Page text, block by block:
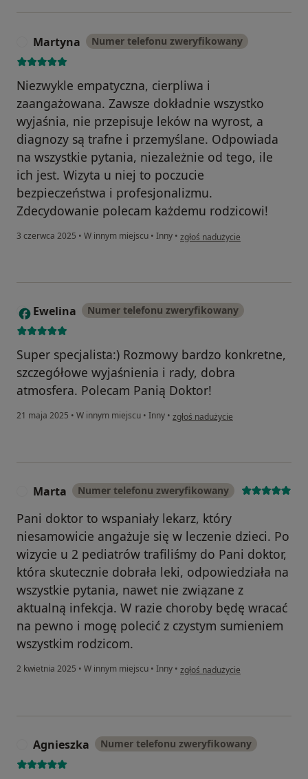
Martyna Numer telefonu zweryfikowany
Niezwykle empatyczna, cierpliwa i
zaangażowana. Zawsze dokładnie wszystko
wyjaśnia, nie przepisuje leków na wyrost, a
diagnozy są trafne i przemyślane. Odpowiada
na wszystkie pytania, niezależnie od tego, ile
ich jest. Wizyta u niej to poczucie
bezpieczeństwa i profesjonalizmu.
Zdecydowanie polecam każdemu rodzicowi!
3 czerwca 2025 • W innym miejscu • Inny • w opinii użytkownika Martyna
zgłoś nadużycie
E Ewelina Numer telefonu zweryfikowany
Super specjalista:) Rozmowy bardzo konkretne,
szczegółowe wyjaśnienia i rady, dobra
atmosfera. Polecam Panią Doktor!
21 maja 2025 • W innym miejscu • Inny • w opinii użytkownika Ewelina
zgłoś nadużycie
Marta Numer telefonu zweryfikowany
Pani doktor to wspaniały lekarz, który
niesamowicie angażuje się w leczenie dzieci. Po
wizycie u 2 pediatrów trafiliśmy do Pani doktor,
która skutecznie dobrała leki, odpowiedziała na
wszystkie pytania, nawet nie związane z
aktualną infekcja. W razie choroby będę wracać
na pewno i mogę polecić z czystym sumieniem
wszystkim rodzicom.
2 kwietnia 2025 • W innym miejscu • Inny • w opinii użytkownika Marta
zgłoś nadużycie
Agnieszka Numer telefonu zweryfikowany